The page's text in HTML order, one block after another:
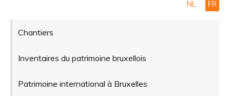
NL FR
Chantiers
Inventaires du patrimoine bruxellois
Patrimoine international à Bruxelles